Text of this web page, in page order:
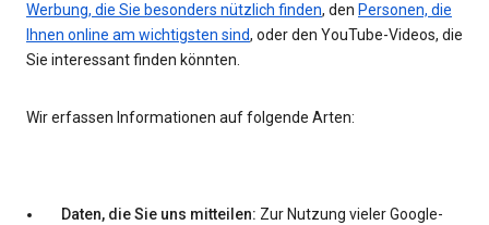
Werbung, die Sie besonders nützlich finden, den Personen, die
Ihnen online am wichtigsten sind, oder den YouTube-Videos, die
Sie interessant finden könnten.
Wir erfassen Informationen auf folgende Arten:
Daten, die Sie uns mitteilen: Zur Nutzung vieler Google-